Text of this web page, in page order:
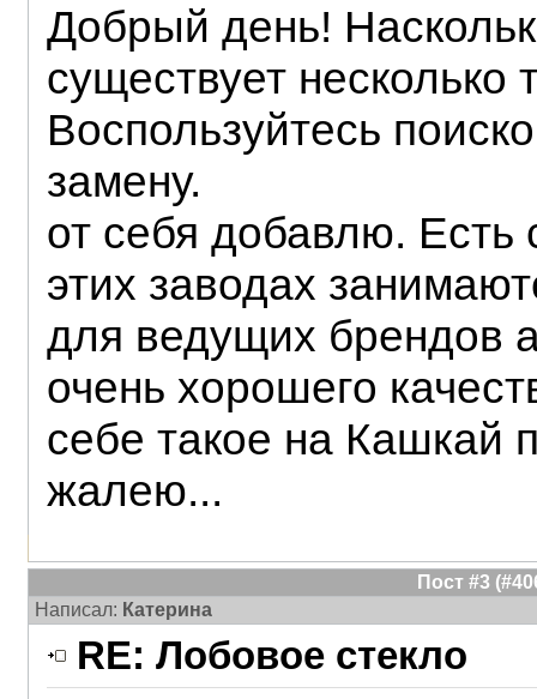
Добрый день!
существует
Воспользуйтесь
замену.
от себя добавлю. Есть
этих заводах
для ведущих брендов
очень хорошего
себе такое на Кашкай
жалею...
Пост #3
Написал: Катерина
RE: Лобовое стекло